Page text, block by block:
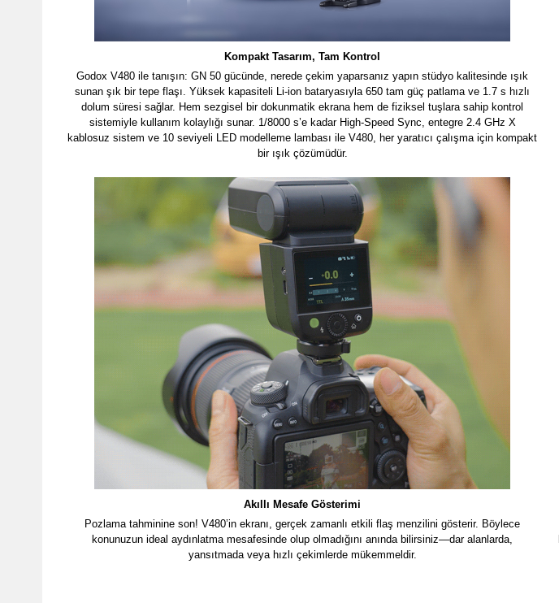
Kompakt Tasarım, Tam Kontrol
Godox V480 ile tanışın: GN 50 gücünde, nerede çekim yaparsanız yapın stüdyo kalitesinde ışık
sunan şık bir tepe flaşı. Yüksek kapasiteli Li-ion bataryasıyla 650 tam güç patlama ve 1.7 s hızlı
dolum süresi sağlar. Hem sezgisel bir dokunmatik ekrana hem de fiziksel tuşlara sahip kontrol
sistemiyle kullanım kolaylığı sunar. 1/8000 s’e kadar High-Speed Sync, entegre 2.4 GHz X
kablosuz sistem ve 10 seviyeli LED modelleme lambası ile V480, her yaratıcı çalışma için kompakt
bir ışık çözümüdür.
Akıllı Mesafe Gösterimi
Pozlama tahminine son! V480’in ekranı, gerçek zamanlı etkili flaş menzilini gösterir. Böylece
konunuzun ideal aydınlatma mesafesinde olup olmadığını anında bilirsiniz—dar alanlarda,
yansıtmada veya hızlı çekimlerde mükemmeldir.